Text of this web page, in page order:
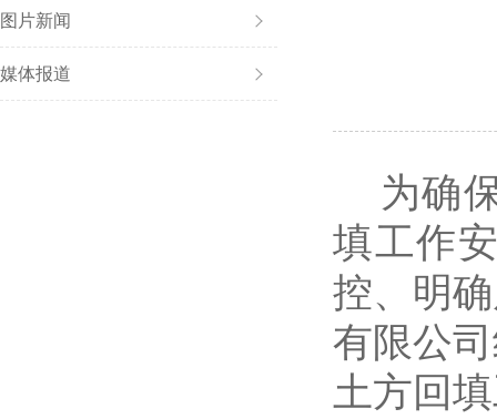
图片新闻
媒体报道
为确
填工作
控、明
有限公
土方回